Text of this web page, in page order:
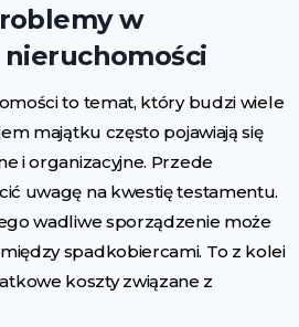
w
to temat, który budzi wiele
majątku często pojawiają się
i organizacyjne. Przede
uwagę na kwestię testamentu.
wadliwe sporządzenie może
spadkobiercami. To z kolei
koszty związane z